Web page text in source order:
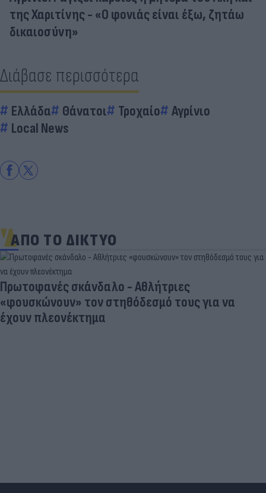
της Χαριτίνης - «Ο φονιάς είναι έξω, ζητάω
δικαιοσύνη»
Διάβασε περισσότερα
Ελλάδα Θάνατοι Τροχαίο
Αγρίνιο
Local News
ΑΠΟ ΤΟ ΔΙΚΤΥΟ